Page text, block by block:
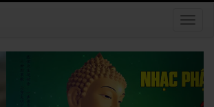
Toggle